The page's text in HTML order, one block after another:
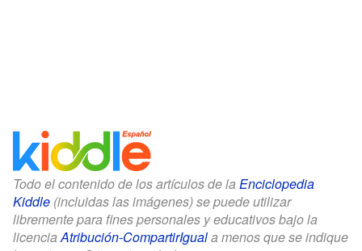
Todo el contenido de los artículos de la Enciclopedia
Kiddle (incluidas las imágenes) se puede utilizar
libremente para fines personales y educativos bajo la
licenciaAtribución-CompartirIguala menos que se indique